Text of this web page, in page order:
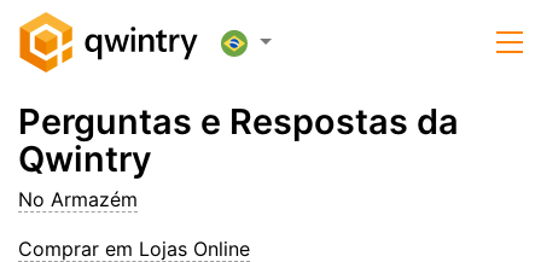
Perguntas e Respostas da
Qwintry
No Armazém
Comprar em Lojas Online